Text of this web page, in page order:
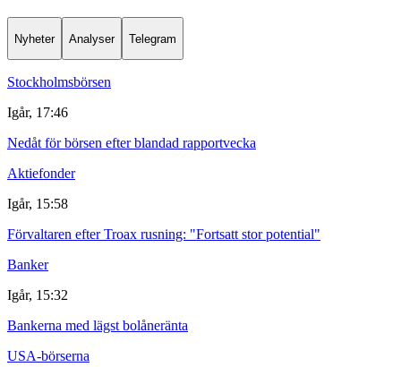
Nyheter Analyser Telegram
Stockholmsbörsen
Igår, 17:46
Nedåt för börsen efter blandad rapportvecka
Aktiefonder
Igår, 15:58
Förvaltaren efter Troax rusning: "Fortsatt stor potential"
Banker
Igår, 15:32
Bankerna med lägst bolåneränta
USA-börserna